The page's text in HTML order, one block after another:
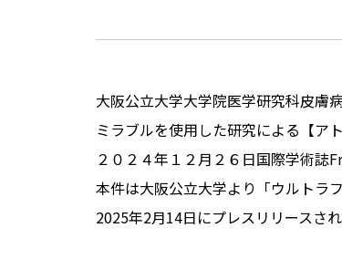
大阪公立大学大学院医学研究科皮膚
ミラブルを使用した研究による【ア
２０２４年１２月２６日国際学術誌
本件は大阪公立大学より「ウルトラ
2025年2月14日にプレスリリースさ